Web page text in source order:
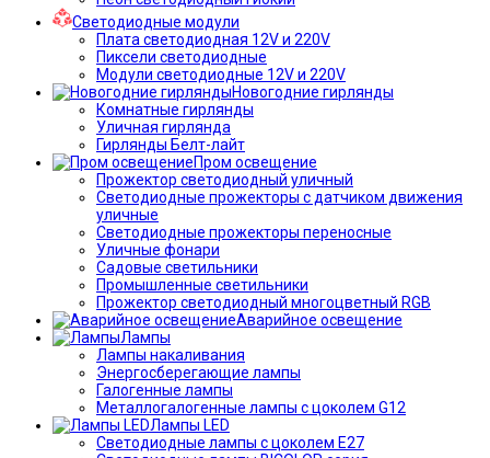
Светодиодные модули
Плата светодиодная 12V и 220V
Пиксели светодиодные
Модули светодиодные 12V и 220V
Новогодние гирлянды
Комнатные гирлянды
Уличная гирлянда
Гирлянды Белт-лайт
Пром освещение
Прожектор светодиодный уличный
Светодиодные прожекторы с датчиком движения
уличные
Светодиодные прожекторы переносные
Уличные фонари
Садовые светильники
Промышленные светильники
Прожектор светодиодный многоцветный RGB
Аварийное освещение
Лампы
Лампы накаливания
Энергосберегающие лампы
Галогенные лампы
Металлогалогенные лампы с цоколем G12
Лампы LED
Светодиодные лампы с цоколем E27